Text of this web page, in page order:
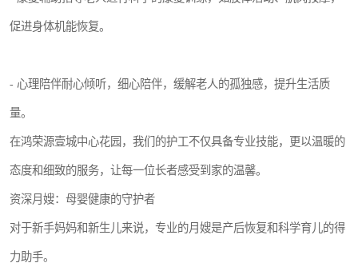
促进身体机能恢复。
- 心理陪伴耐心倾听，细心陪伴，缓解老人的孤独感，提升生活质
量。
在鸿荣源壹城中心花园，我们的护工不仅具备专业技能，更以温暖的
态度和细致的服务，让每一位长者感受到家的温馨。
资深月嫂：母婴健康的守护者
对于新手妈妈和新生儿来说，专业的月嫂是产后恢复和科学育儿的得
力助手。